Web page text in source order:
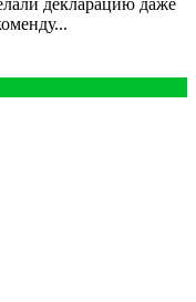
декларацию даже